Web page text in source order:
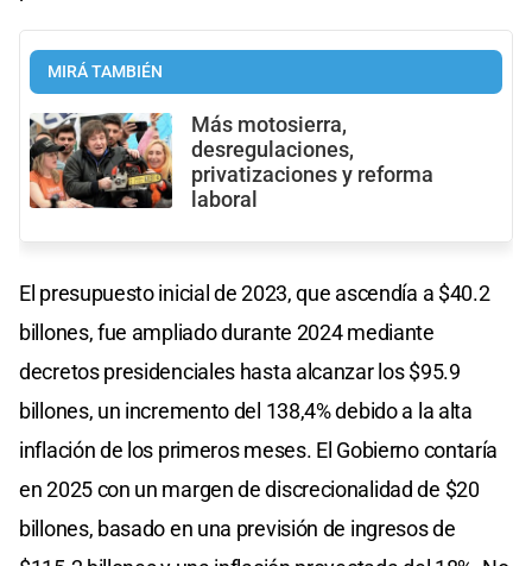
MIRÁ TAMBIÉN
Más motosierra,
desregulaciones,
privatizaciones y reforma
laboral
El presupuesto inicial de 2023, que ascendía a $40.2
billones, fue ampliado durante 2024 mediante
decretos presidenciales hasta alcanzar los $95.9
billones, un incremento del 138,4% debido a la alta
inflación de los primeros meses. El Gobierno contaría
en 2025 con un margen de discrecionalidad de $20
billones, basado en una previsión de ingresos de